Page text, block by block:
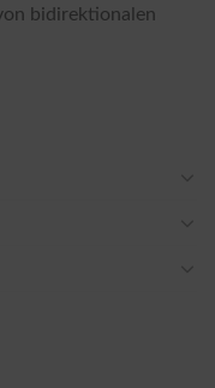
bidirektionalen